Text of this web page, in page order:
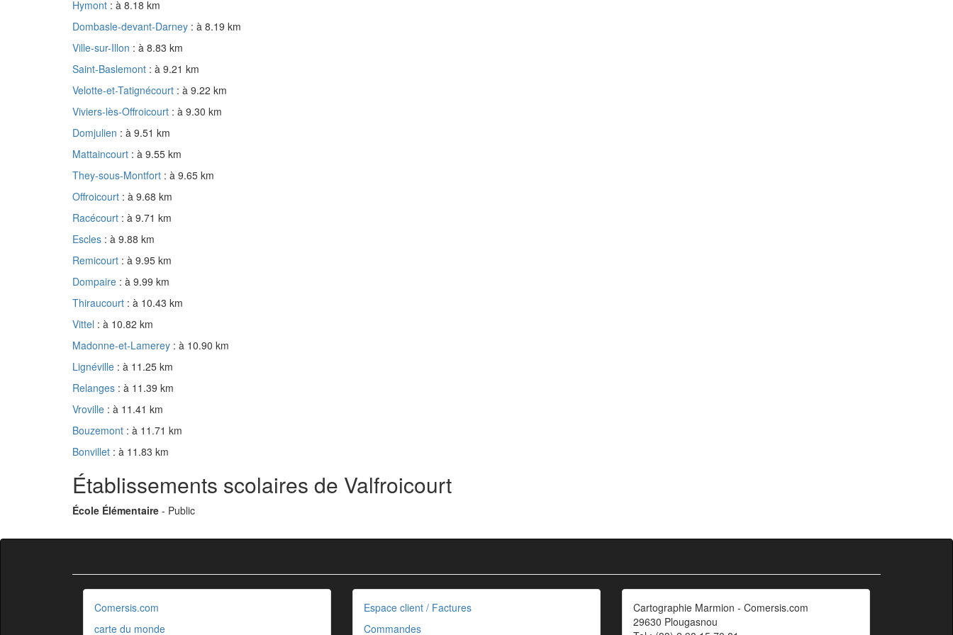
Hymont : à 8.18 km
Dombasle-devant-Darney : à 8.19 km
Ville-sur-Illon : à 8.83 km
Saint-Baslemont : à 9.21 km
Velotte-et-Tatignécourt : à 9.22 km
Viviers-lès-Offroicourt : à 9.30 km
Domjulien : à 9.51 km
Mattaincourt : à 9.55 km
They-sous-Montfort : à 9.65 km
Offroicourt : à 9.68 km
Racécourt : à 9.71 km
Escles : à 9.88 km
Remicourt : à 9.95 km
Dompaire : à 9.99 km
Thiraucourt : à 10.43 km
Vittel : à 10.82 km
Madonne-et-Lamerey : à 10.90 km
Lignéville : à 11.25 km
Relanges : à 11.39 km
Vroville : à 11.41 km
Bouzemont : à 11.71 km
Bonvillet : à 11.83 km
Établissements scolaires de Valfroicourt
École Élémentaire - Public
Comersis.com
carte du monde
Espace client / Factures
Commandes
Cartographie Marmion - Comersis.com
29630 Plougasnou